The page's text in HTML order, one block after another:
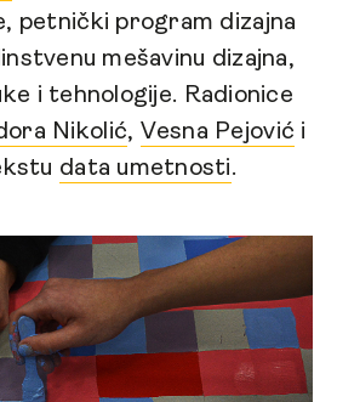
petnički program dizajna
mešavinu dizajna,
i tehnologije. Radionice
Nikolić, Vesna Pejović i
data umetnosti.